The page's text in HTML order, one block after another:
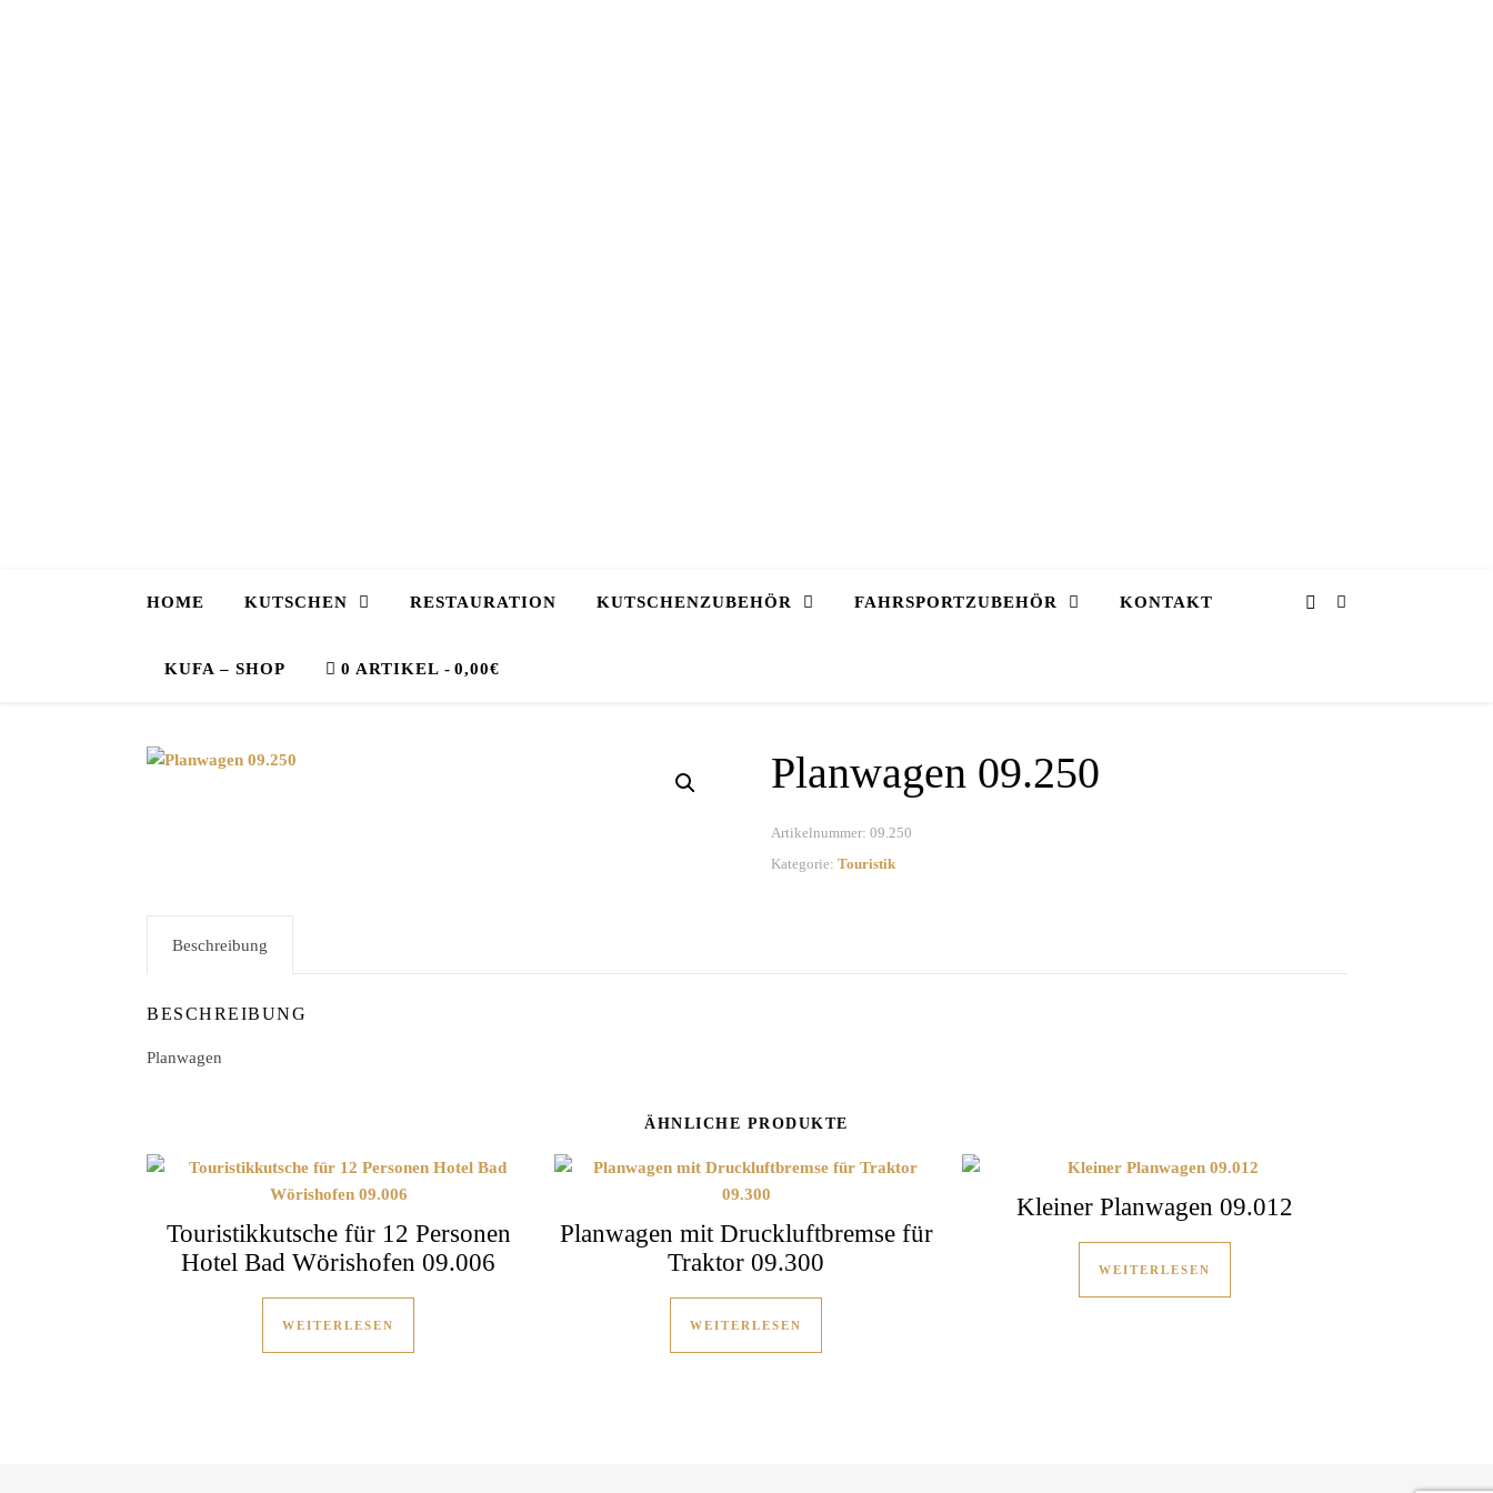
HOME KUTSCHEN RESTAURATION KUTSCHENZUBEHÖR FAHRSPORTZUBEHÖR KONTAKT
KUFA – SHOP 0 ARTIKEL 0,00€
Planwagen 09.250
Artikelnummer: 09.250
Kategorie: Touristik
Beschreibung
BESCHREIBUNG
Planwagen
ÄHNLICHE PRODUKTE
Touristikkutsche für 12 Personen
Hotel Bad Wörishofen 09.006
WEITERLESEN
Planwagen mit Druckluftbremse für
Traktor 09.300
WEITERLESEN
Kleiner Planwagen 09.012
WEITERLESEN